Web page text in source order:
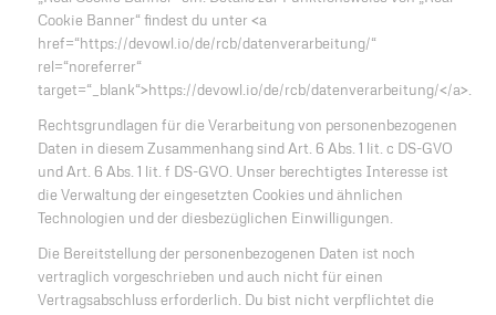
Cookie Banner“ findest du unter <a
href=“https://devowl.io/de/rcb/datenverarbeitung/“
rel=“noreferrer“
target=“_blank“>https://devowl.io/de/rcb/datenverarbeitung/</a>.
Rechtsgrundlagen für die Verarbeitung von personenbezogenen
Daten in diesem Zusammenhang sind Art. 6 Abs. 1 lit. c DS-GVO
und Art. 6 Abs. 1 lit. f DS-GVO. Unser berechtigtes Interesse ist
die Verwaltung der eingesetzten Cookies und ähnlichen
Technologien und der diesbezüglichen Einwilligungen.
Die Bereitstellung der personenbezogenen Daten ist noch
vertraglich vorgeschrieben und auch nicht für einen
Vertragsabschluss erforderlich. Du bist nicht verpflichtet die